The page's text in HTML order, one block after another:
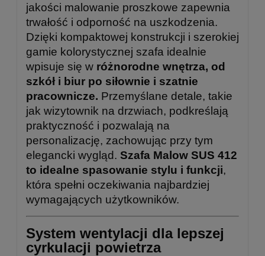
jakości malowanie proszkowe zapewnia
trwałość i odporność na uszkodzenia.
Dzięki kompaktowej konstrukcji i szerokiej
gamie kolorystycznej szafa idealnie
wpisuje się w różnorodne wnętrza, od
szkół i biur po siłownie i szatnie
pracownicze. Przemyślane detale, takie
jak wizytownik na drzwiach, podkreślają
praktyczność i pozwalają na
personalizację, zachowując przy tym
elegancki wygląd. Szafa Malow SUS 412
to idealne spasowanie stylu i funkcji,
która spełni oczekiwania najbardziej
wymagających użytkowników.
System wentylacji dla lepszej
cyrkulacji powietrza